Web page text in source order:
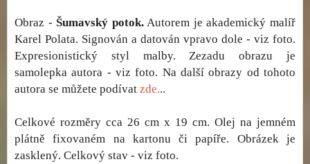
Obraz - Šumavský potok.Autorem je akademický malíř
Karel Polata. Signován a datován vpravo dole - viz foto.
Expresionistický styl malby. Zezadu obrazu je
samolepka autora - viz foto. Na další obrazy od tohoto
autora se můžete podívat zde...
Celkové rozměry cca 26 cm x 19 cm. Olej na jemném
plátně fixovaném na kartonu či papíře. Obrázek je
zasklený. Celkový stav - viz foto.